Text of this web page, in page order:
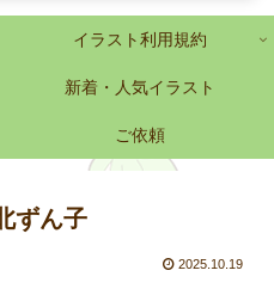
イラスト利用規約
新着・人気イラスト
ご依頼
ずん子
2025.10.19